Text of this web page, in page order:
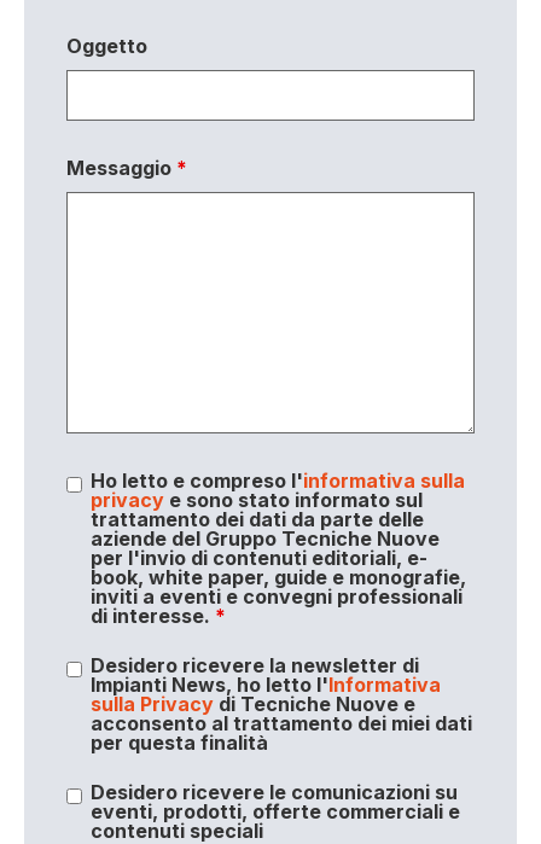
Oggetto
Messaggio *
Ho letto e compreso l'informativa sulla
privacye sono stato informato sul
trattamento dei dati da parte delle
aziende del Gruppo Tecniche Nuove
per l'invio di contenuti editoriali, e-
book, white paper, guide e monografie,
inviti a eventi e convegni professionali
di interesse. *
Desidero ricevere la newsletter di
Impianti News, ho letto l'Informativa
sulla Privacydi Tecniche Nuove e
acconsento al trattamento dei miei dati
per questa finalità
Desidero ricevere le comunicazioni su
eventi, prodotti, offerte commerciali e
contenuti speciali